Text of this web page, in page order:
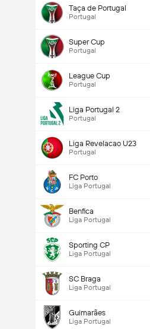
Taça de Portugal
Portugal
Super Cup
Portugal
League Cup
Portugal
Liga Portugal 2
Portugal
Liga Revelacao U23
Portugal
FC Porto
Liga Portugal
Benfica
Liga Portugal
Sporting CP
Liga Portugal
SC Braga
Liga Portugal
Guimarães
Liga Portugal